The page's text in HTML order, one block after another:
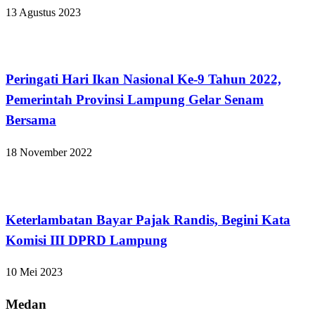
13 Agustus 2023
Peringati Hari Ikan Nasional Ke-9 Tahun 2022,
Pemerintah Provinsi Lampung Gelar Senam
Bersama
18 November 2022
Keterlambatan Bayar Pajak Randis, Begini Kata
Komisi III DPRD Lampung
10 Mei 2023
Medan